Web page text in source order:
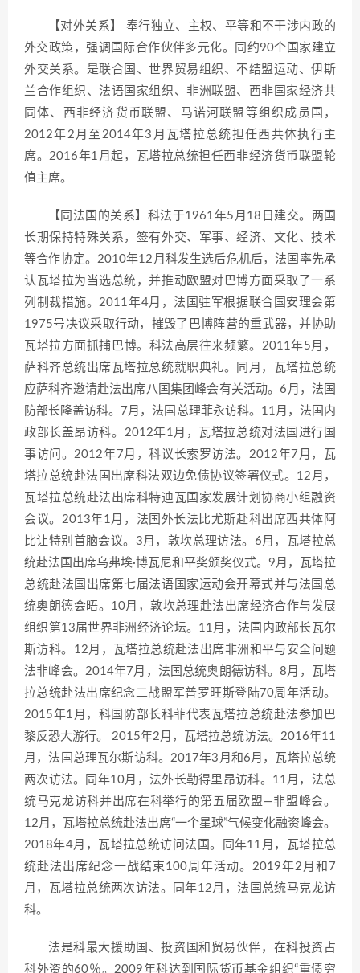
【对外关系】 奉行独立、主权、平等和不干涉内政的
外交政策，强调国际合作伙伴多元化。同约90个国家建立
外交关系。是联合国、世界贸易组织、不结盟运动、伊斯
兰合作组织、法语国家组织、非洲联盟、西非国家经济共
同体、西非经济货币联盟、马诺河联盟等组织成员国，
2012年2月至2014年3月瓦塔拉总统担任西共体执行主
席。2016年1月起，瓦塔拉总统担任西非经济货币联盟轮
值主席。
【同法国的关系】科法于1961年5月18日建交。两国
长期保持特殊关系，签有外交、军事、经济、文化、技术
等合作协定。2010年12月科发生选后危机后，法国率先承
认瓦塔拉为当选总统，并推动欧盟对巴博方面采取了一系
列制裁措施。2011年4月，法国驻军根据联合国安理会第
1975号决议采取行动，摧毁了巴博阵营的重武器，并协助
瓦塔拉方面抓捕巴博。科法高层往来频繁。2011年5月，
萨科齐总统出席瓦塔拉总统就职典礼。同月，瓦塔拉总统
应萨科齐邀请赴法出席八国集团峰会有关活动。6月，法国
防部长隆盖访科。7月，法国总理菲永访科。11月，法国内
政部长盖昂访科。2012年1月，瓦塔拉总统对法国进行国
事访问。2012年7月，科议长索罗访法。2012年7月，瓦
塔拉总统赴法国出席科法双边免债协议签署仪式。12月，
瓦塔拉总统赴法出席科特迪瓦国家发展计划协商小组融资
会议。2013年1月，法国外长法比尤斯赴科出席西共体阿
比让特别首脑会议。3月，敦坎总理访法。6月，瓦塔拉总
统赴法国出席乌弗埃·博瓦尼和平奖颁奖仪式。9月，瓦塔拉
总统赴法国出席第七届法语国家运动会开幕式并与法国总
统奥朗德会晤。10月，敦坎总理赴法出席经济合作与发展
组织第13届世界非洲经济论坛。11月，法国内政部长瓦尔
斯访科。12月，瓦塔拉总统赴法出席非洲和平与安全问题
法非峰会。2014年7月，法国总统奥朗德访科。8月，瓦塔
拉总统赴法出席纪念二战盟军普罗旺斯登陆70周年活动。
2015年1月，科国防部长科菲代表瓦塔拉总统赴法参加巴
黎反恐大游行。 2015年2月，瓦塔拉总统访法。2016年11
月，法国总理瓦尔斯访科。2017年3月和6月，瓦塔拉总统
两次访法。同年10月，法外长勒得里昂访科。11月，法总
统马克龙访科并出席在科举行的第五届欧盟—非盟峰会。
12月，瓦塔拉总统赴法出席“一个星球”气候变化融资峰会。
2018年4月，瓦塔拉总统访问法国。同年11月，瓦塔拉总
统赴法出席纪念一战结束100周年活动。2019年2月和7
月，瓦塔拉总统两次访法。同年12月，法国总统马克龙访
科。
法是科最大援助国、投资国和贸易伙伴，在科投资占
科外资的60％。2009年科达到国际货币基金组织“重债穷